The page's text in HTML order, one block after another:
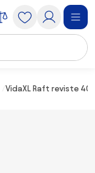
VidaXL Raft reviste 40